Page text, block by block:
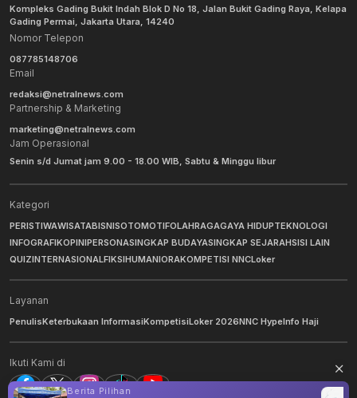
Kompleks Gading Bukit Indah Blok D No 18, Jalan Bukit Gading Raya, Kelapa
Gading Permai, Jakarta Utara, 14240
Nomor Telepon
087785148706
Email
redaksi@netralnews.com
Partnership & Marketing
marketing@netralnews.com
Jam Operasional
Senin s/d Jumat jam 9.00 - 18.00 WIB, Sabtu & Minggu libur
Kategori
PERISTIWAWISATABISNISOTOMOTIFOLAHRAGAGAYA HIDUPTEKNOLOGI
INFOGRAFIKOPINIPERSONASINGKAP BUDAYASINGKAP SEJARAHSISI LAIN
QUIZINTERNASIONALFIKSIHUMANIORAKOMPETISI NNCLoker
Layanan
PenulisKeterbukaan InformasiKompetisiLoker 2026NNC HypeInfo Haji
Ikuti Kami di
Berita Pilihan